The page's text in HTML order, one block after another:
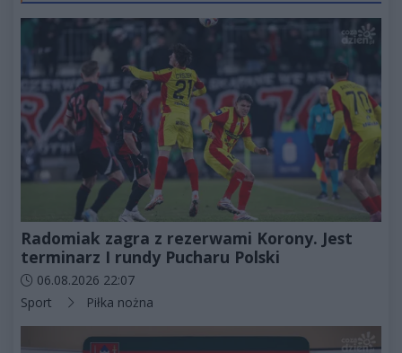
Radomiak zagra z rezerwami Korony. Jest
terminarz I rundy Pucharu Polski
Data dodania artykułu:
06.08.2026 22:07
Kategorie artykułu:
Sport Piłka nożna